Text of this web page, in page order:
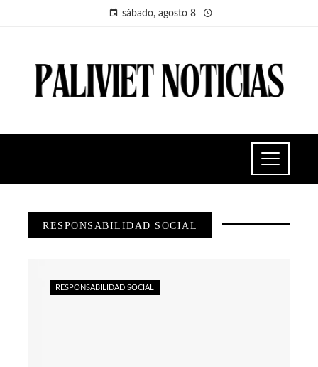
sábado, agosto 8
RESPONSABILIDAD SOCIAL
RESPONSABILIDAD SOCIAL